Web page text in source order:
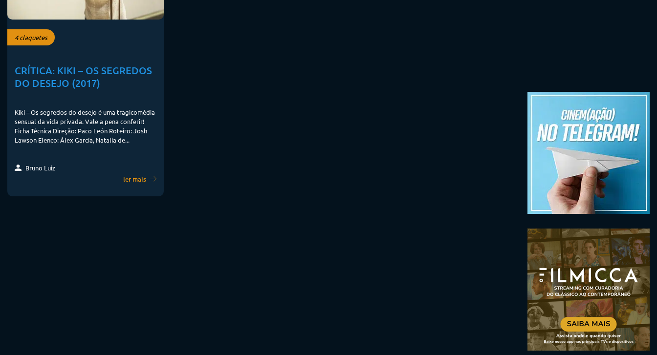
4 claquetes
CRÍTICA: KIKI – OS SEGREDOS
DO DESEJO (2017)
Kiki – Os segredos do desejo é uma tragicomédia
sensual da vida privada. Vale a pena conferir!
Ficha Técnica Direção: Paco León Roteiro: Josh
Lawson Elenco: Álex García, Natalia de...
Bruno Luiz
ler mais